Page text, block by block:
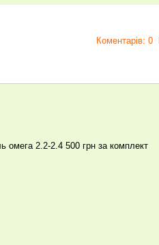
Коментарів: 0
2.2-2.4 500 грн за комплект